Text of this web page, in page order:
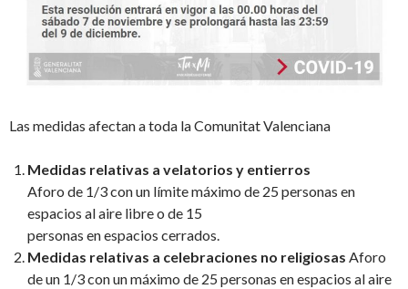
Las medidas afectan a toda la Comunitat Valenciana
Medidas relativas a velatorios y entierros
Aforo de 1/3 con un límite máximo de 25 personas en
espacios al aire libre o de 15
personas en espacios cerrados.
Medidas relativas a celebraciones no religiosas Aforo
de un 1/3 con un máximo de 25 personas en espacios al aire